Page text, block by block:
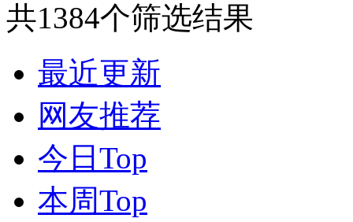
共1384个筛选结果
最近更新
网友推荐
今日Top
本周Top